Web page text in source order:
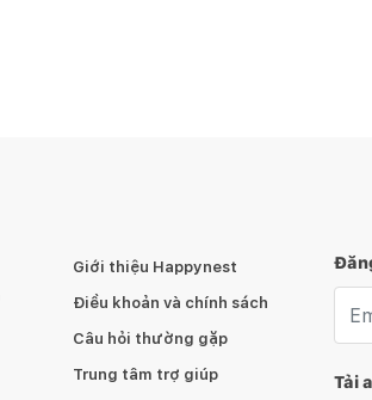
Giới thiệu Happynest
Điều khoản và chính sách
Câu hỏi thường gặp
Trung tâm trợ giúp
Tải